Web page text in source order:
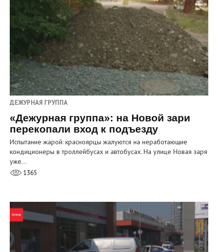
ДЕЖУРНАЯ ГРУППА
«Дежурная группа»: на Новой зари
перекопали вход к подъезду
Испытание жарой: красноярцы жалуются на неработающие
кондиционеры в троллейбусах и автобусах. На улице Новая заря
уже…
1365